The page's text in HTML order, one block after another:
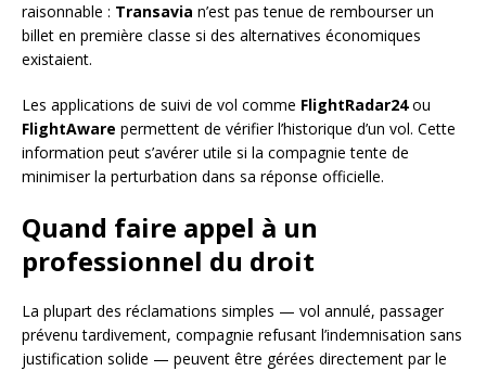
raisonnable : Transavia n’est pas tenue de rembourser un
billet en première classe si des alternatives économiques
existaient.
Les applications de suivi de vol comme FlightRadar24ou
FlightAware permettent de vérifier l’historique d’un vol. Cette
information peut s’avérer utile si la compagnie tente de
minimiser la perturbation dans sa réponse officielle.
Quand faire appel à un
professionnel du droit
La plupart des réclamations simples — vol annulé, passager
prévenu tardivement, compagnie refusant l’indemnisation sans
justification solide — peuvent être gérées directement par le